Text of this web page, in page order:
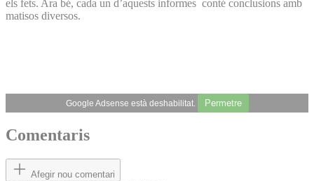
els fets. Ara bé, cada un d’aquests informes conté conclusions amb
matisos diversos.
Google Adsense està deshabilitat. Permetre
Comentaris
Afegir nou comentari